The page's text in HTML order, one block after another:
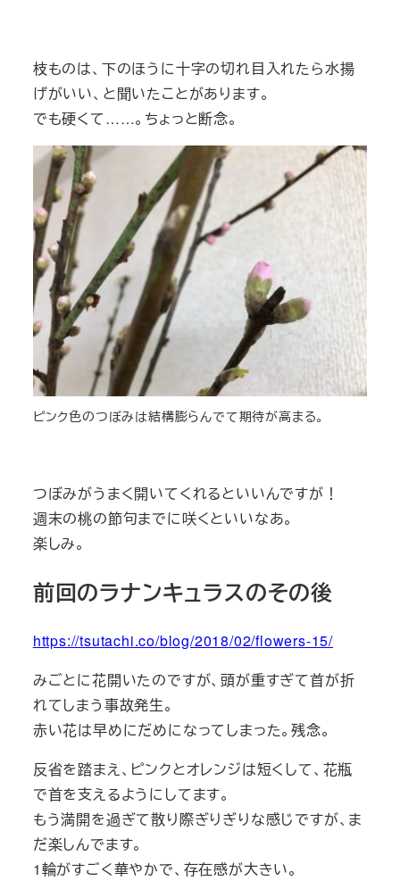
枝ものは、下のほうに十字の切れ目入れたら水揚
げがいい、と聞いたことがあります。
でも硬くて……。ちょっと断念。
ピンク色のつぼみは結構膨らんでて期待が高まる。
つぼみがうまく開いてくれるといいんですが！
週末の桃の節句までに咲くといいなあ。
楽しみ。
前回のラナンキュラスのその後
https://tsutachi.co/blog/2018/02/flowers-15/
みごとに花開いたのですが、頭が重すぎて首が折
れてしまう事故発生。
赤い花は早めにだめになってしまった。残念。
反省を踏まえ、ピンクとオレンジは短くして、花瓶
で首を支えるようにしてます。
もう満開を過ぎて散り際ぎりぎりな感じですが、ま
だ楽しんでます。
1輪がすごく華やかで、存在感が大きい。